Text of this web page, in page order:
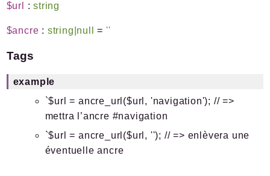
$url :string
$ancre : string|null =''
Tags
example
`$url = ancre_url($url, 'navigation'); // =>
mettra l’ancre #navigation
`$url = ancre_url($url, ''); // => enlèvera une
éventuelle ancre